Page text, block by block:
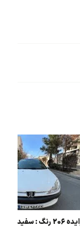
مزایده 206 رنگ : سفید مدل : 90